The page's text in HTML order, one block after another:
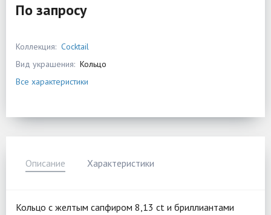
По запросу
Коллекция: Cocktail
Вид украшения: Кольцо
Все характеристики
Описание Характеристики
Кольцо с желтым сапфиром 8,13 ct и бриллиантами